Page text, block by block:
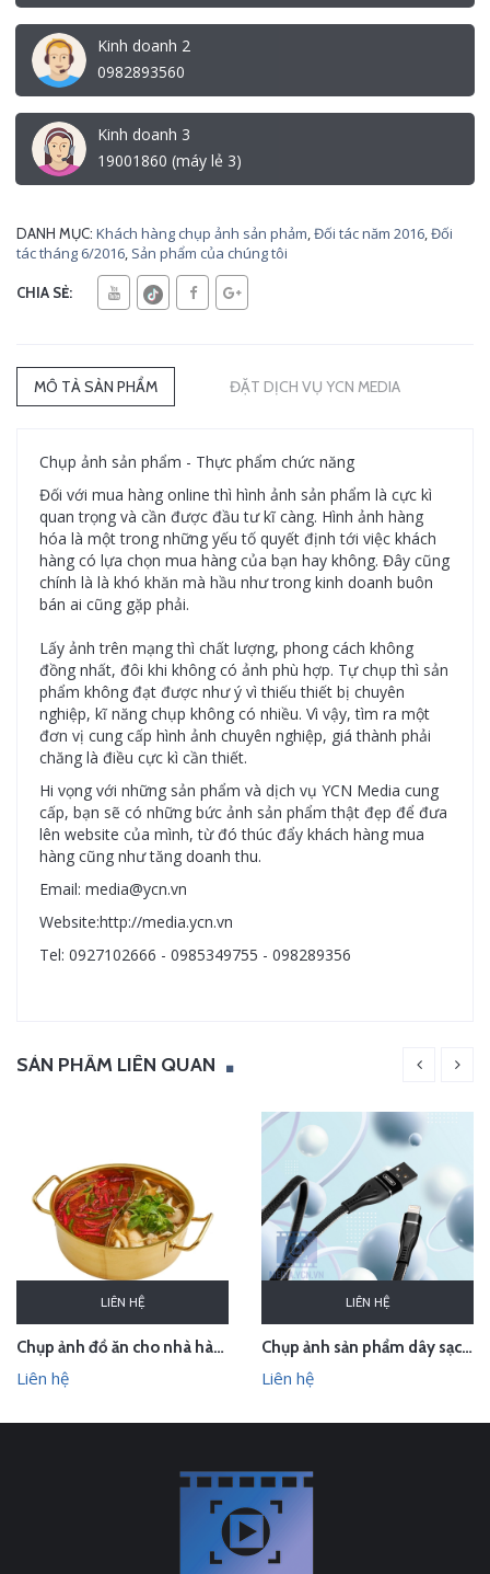
Kinh doanh 2
0982893560
Kinh doanh 3
19001860 (máy lẻ 3)
DANH MỤC: Khách hàng chụp ảnh sản phảm,Đối tác năm 2016,Đối
tác tháng 6/2016, Sản phẩm của chúng tôi
CHIA SẺ:
MÔ TẢ SẢN PHẨM ĐẶT DỊCH VỤ YCN MEDIA
Chụp ảnh sản phẩm - Thực phẩm chức năng
Đối với mua hàng online thì hình ảnh sản phẩm là cực kì
quan trọng và cần được đầu tư kĩ càng. Hình ảnh hàng
hóa là một trong những yếu tố quyết định tới việc khách
hàng có lựa chọn mua hàng của bạn hay không. Đây cũng
chính là là khó khăn mà hầu như trong kinh doanh buôn
bán ai cũng gặp phải.
Lấy ảnh trên mạng thì chất lượng, phong cách không
đồng nhất, đôi khi không có ảnh phù hợp. Tự chụp thì sản
phẩm không đạt được như ý vì thiếu thiết bị chuyên
nghiệp, kĩ năng chụp không có nhiều. Vì vậy, tìm ra một
đơn vị cung cấp hình ảnh chuyên nghiệp, giá thành phải
chăng là điều cực kì cần thiết.
Hi vọng với những sản phẩm và dịch vụ YCN Media cung
cấp, bạn sẽ có những bức ảnh sản phẩm thật đẹp để đưa
lên website của mình, từ đó thúc đẩy khách hàng mua
hàng cũng như tăng doanh thu.
Email: media@ycn.vn
Website:http://media.ycn.vn
Tel: 0927102666 - 0985349755 - 098289356
SẢN PHẨM LIÊN QUAN
LIÊN HỆ
Chụp ảnh đồ ăn cho nhà hàng Lẩu gà uyên ương
Liên hệ
LIÊN HỆ
Chụp ảnh sản phẩm dây sạc Quaker
Liên hệ